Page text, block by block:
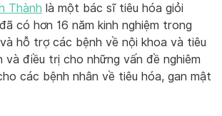
Thành là một bác sĩ tiêu hóa giỏi
có hơn 16 năm kinh nghiệm trong
hỗ trợ các bệnh về nội khoa và tiêu
điều trị cho những vấn đề nghiêm
các bệnh nhân về tiêu hóa, gan mật